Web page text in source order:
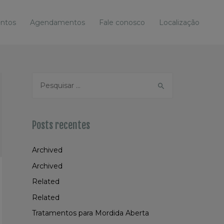
Agendamentos Fale conosco Localização
q
i
s
a
Posts recentes
Archived
Archived
Related
Related
Tratamentos para Mordida Aberta